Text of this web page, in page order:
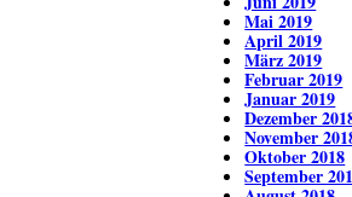
Mai 2019
April 2019
März 2019
Februar 2019
Januar 2019
Dezember
November
Oktober 2018
September